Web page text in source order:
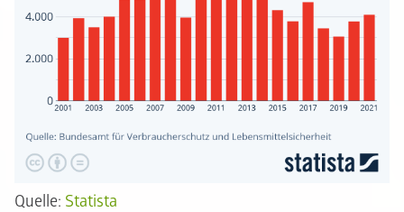
Quelle: Statista